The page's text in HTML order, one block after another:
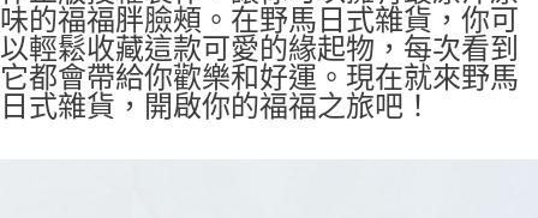
味的福福胖臉頰。在野馬日式雜貨，你可
以輕鬆收藏這款可愛的緣起物，每次看到
它都會帶給你歡樂和好運。現在就來野馬
日式雜貨，開啟你的福福之旅吧！